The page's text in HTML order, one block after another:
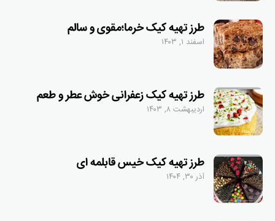
طرز تهیه کیک خرما؛مقوی و سالم
اسفند ۱, ۱۴۰۳
طرز تهیه کیک زعفرانی خوش عطر و طعم
اردیبهشت ۸, ۱۴۰۳
طرز تهیه کیک خیس قابلمه ای
آذر ۳۰, ۱۴۰۴